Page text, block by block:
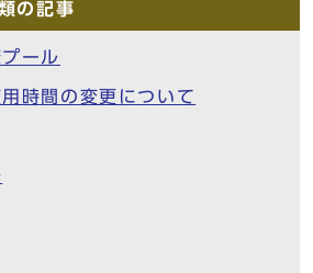
の記事
ール
時間の変更について